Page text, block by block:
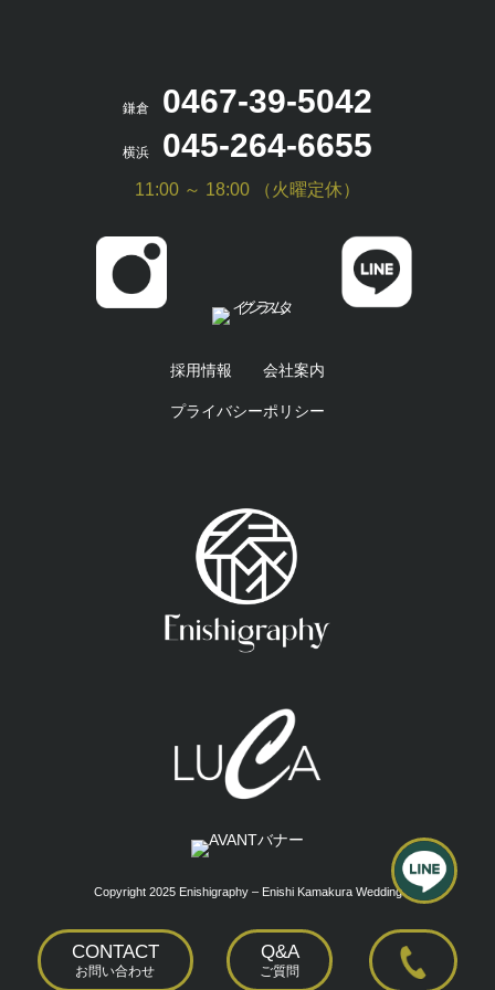
鎌倉 0467-39-5042
横浜 045-264-6655
11:00 ～ 18:00 （火曜定休）
採用情報 会社案内
プライバシーポリシー
Copyright 2025 Enishigraphy – Enishi Kamakura Wedding
CONTACT
お問い合わせ
Q&A
ご質問